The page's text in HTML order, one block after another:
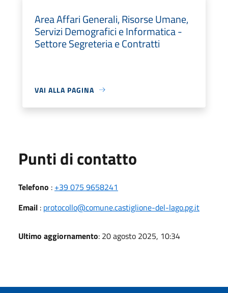
Area Affari Generali, Risorse Umane,
Servizi Demografici e Informatica -
Settore Segreteria e Contratti
VAI ALLA PAGINA
Punti di contatto
Telefono : +39 075 9658241
Email : protocollo@comune.castiglione-del-lago.pg.it
Ultimo aggiornamento: 20 agosto 2025, 10:34